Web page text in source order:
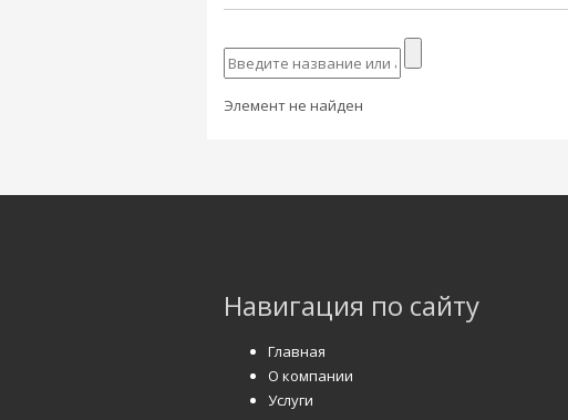
Элемент не найден
Навигация по сайту
Главная
О компании
Услуги